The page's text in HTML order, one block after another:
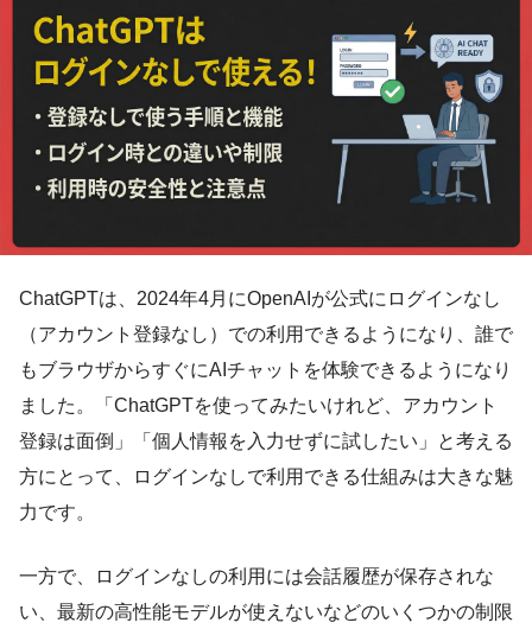
ChatGPTは、2024年4月にOpenAIが公式にログインなし
（アカウント登録なし）での利用できるようになり、誰で
もブラウザからすぐにAIチャットを体験できるようになり
ました。「ChatGPTを使ってみたいけれど、アカウント
登録は面倒」「個人情報を入力せずに試したい」と考える
方にとって、ログインなしで利用できる仕組みは大きな魅
力です。
一方で、ログインなしの利用には会話履歴が保存されな
い、最新の高性能モデルが使えないなどのいくつかの制限